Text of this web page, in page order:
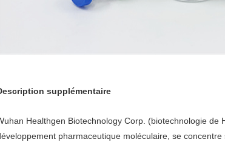
supplémentaire
Healthgen Biotechnology Corp. (biotechnologie
pharmaceutique moléculaire, se